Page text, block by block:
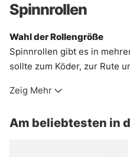
Spinnrollen
Wahl der Rollengröße
Spinnrollen gibt es in
sollte zum Köder, zur Rute
Äsche oder Barsch passt
an sensiblen Ruten einfach
Meerforelle ist oft eine
Zeig Mehr
Am beliebtesten in